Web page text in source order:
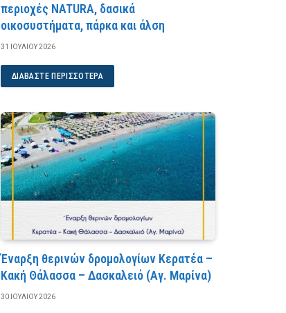
περιοχές NATURA, δασικά
οικοσυστήματα, πάρκα και άλση
31 ΙΟΥΛΊΟΥ 2026
ΔΙΑΒΆΣΤΕ ΠΕΡΙΣΣΌΤΕΡΑ
Έναρξη θερινών δρομολογίων Κερατέα –
Κακή Θάλασσα – Δασκαλειό (Αγ. Μαρίνα)
30 ΙΟΥΛΊΟΥ 2026